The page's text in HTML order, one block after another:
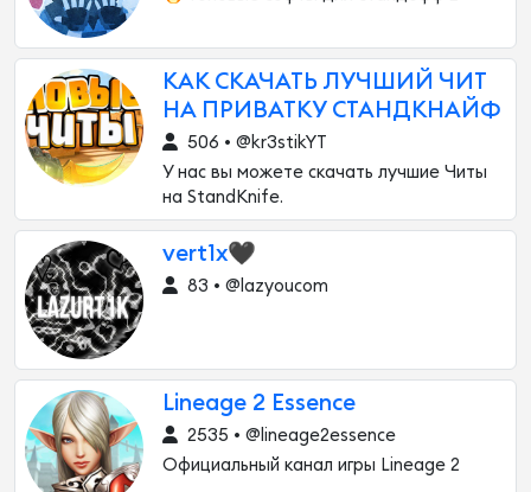
КАК СКАЧАТЬ ЛУЧШИЙ ЧИТ
НА ПРИВАТКУ СТАНДКНАЙФ
506 • @kr3stikYT
У нас вы можете скачать лучшие Читы
на StandKnife.
vert1x🖤
83 • @lazyoucom
Lineage 2 Essence
2535 • @lineage2essence
Официальный канал игры Lineage 2